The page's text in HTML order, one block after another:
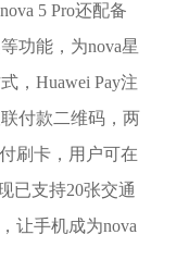
5 Pro还配备
功能，为nova星
，Huawei Pay注
付款二维码，两
刷卡，用户可在
已支持20张交通
让手机成为nova